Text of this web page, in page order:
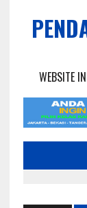
WEBSITE